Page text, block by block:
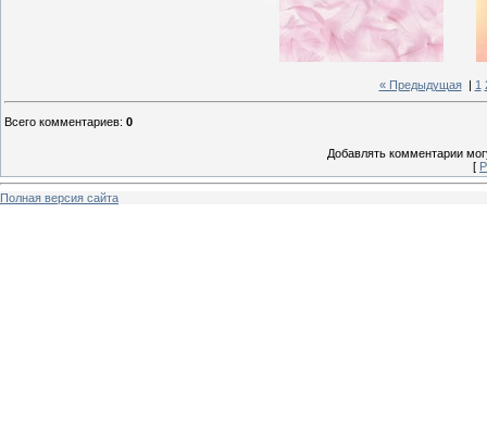
« Предыдущая| 1
Всего комментариев: 0
Добавлять комментарии
[
Полная версия сайта